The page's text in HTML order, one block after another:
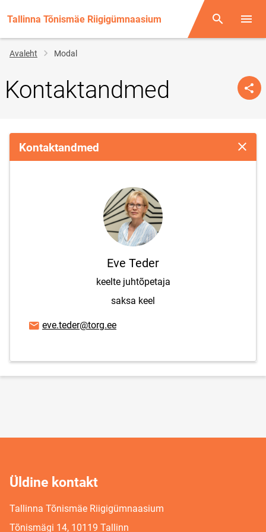
Tallinna Tõnismäe Riigigümnaasium Otsing
Jälglink
Avaleht Modal
Kontaktandmed
Kontaktandmed Sulge
Eve Teder
keelte juhtõpetaja
saksa keel
E-posti aadress
eve.teder@torg.ee
Üldine kontakt
Tallinna Tõnismäe Riigigümnaasium
Tõnismägi 14, 10119 Tallinn